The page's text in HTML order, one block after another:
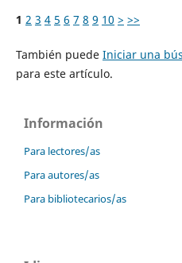
1 2 3 4 5 6 7 8 9 10 > >>
También puede Iniciar una
para este artículo.
Información
Para lectores/as
Para autores/as
Para bibliotecarios/as